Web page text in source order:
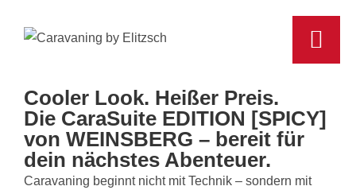
Cooler Look. Heißer Preis.
Die CaraSuite EDITION [SPICY]
von WEINSBERG – bereit für
dein nächstes Abenteuer.
Caravaning beginnt nicht mit Technik – sondern mit